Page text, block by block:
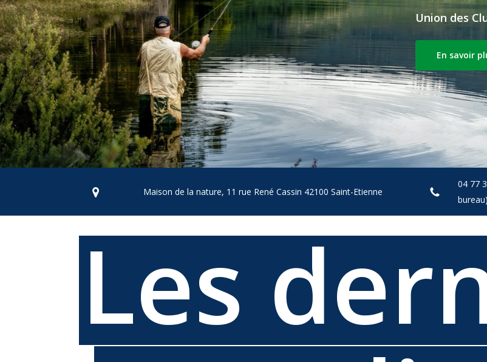
Appuyez sur Entrée pour une recherche ou ESC pour fermer
Union des
En savoir
Maison de la nature, 11 rue René Cassin 42100 Saint-Etienne
04 77
bureau)
Les